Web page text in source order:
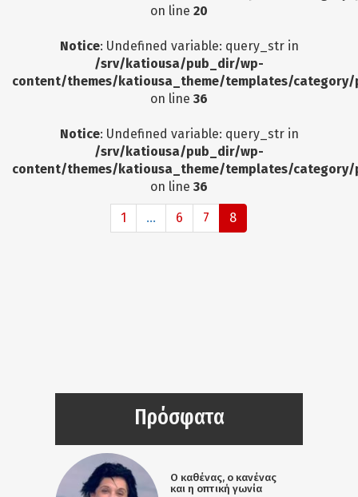
on line 20
Notice: Undefined variable: query_str in
/srv/katiousa/pub_dir/wp-
content/themes/katiousa_theme/templates/
on line 36
Notice: Undefined variable: query_str in
/srv/katiousa/pub_dir/wp-
content/themes/katiousa_theme/templates/
on line 36
1 ... 6 7 8
Πρόσφατα
Ο καθένας, ο κανένας
και η οπτική γωνία